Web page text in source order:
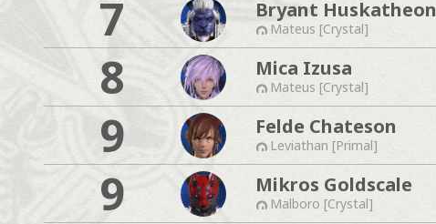
7 Bryant Huskatheon
Mateus [Crystal]
8 Mica Izusa
Mateus [Crystal]
9 Felde Chateson
Leviathan [Primal]
9 Mikros Goldscale
Malboro [Crystal]